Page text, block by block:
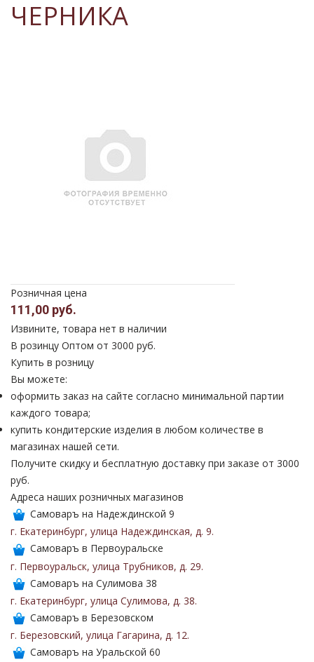
ЧЕРНИКА
Розничная цена
111,00 руб.
Извините, товара нет в наличии
В розинцу Оптом от 3000 руб.
Купить в розницу
Вы можете:
оформить заказ на сайте согласно минимальной партии
каждого товара;
купить кондитерские изделия в любом количестве в
магазинах нашей сети.
Получите скидку и бесплатную доставку при заказе от 3000
руб.
Адреса наших розничных магазинов
Самоваръ на Надеждинской 9
г. Екатеринбург, улица Надеждинская, д. 9.
Самоваръ в Первоуральске
г. Первоуральск, улица Трубников, д. 29.
Самоваръ на Сулимова 38
г. Екатеринбург, улица Сулимова, д. 38.
Самоваръ в Березовском
г. Березовский, улица Гагарина, д. 12.
Самоваръ на Уральской 60